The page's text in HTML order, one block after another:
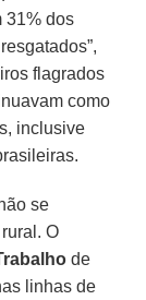
31% dos
flagrados
como
inclusive
se
O
de
linhas de